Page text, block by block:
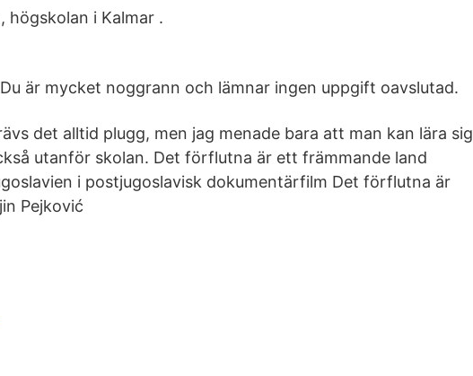
högskolan i Kalmar .
Du är mycket noggrann och lämnar ingen uppgift oavslutad.
det alltid plugg, men jag menade bara att man kan lära sig
utanför skolan. Det förflutna är ett främmande land
i postjugoslavisk dokumentärfilm Det förflutna är
Pejković